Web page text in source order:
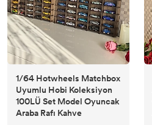
1/64 Hotwheels Matchbox
Uyumlu Hobi Koleksiyon
100LÜ Set Model Oyuncak
Araba Rafı Kahve